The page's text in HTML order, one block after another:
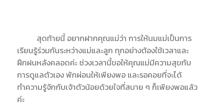
สุดท้ายนี้ อยากฝากคุณแม่ว่า การให้นมแม่เป็นการ
เรียนรู้ร่วมกันระหว่างแม่และลูก ทุกอย่างต้องใช้เวลาและ
ฝึกฝนหลังคลอดค่ะ ช่วงเวลานี้ขอให้คุณแม่มีความสุขกับ
การดูแลตัวเอง พักผ่อนให้เพียงพอ และรอคอยที่จะได้
ทำความรู้จักกับเจ้าตัวน้อยด้วยใจที่สบาย ๆ ก็เพียงพอแล้ว
ค่ะ